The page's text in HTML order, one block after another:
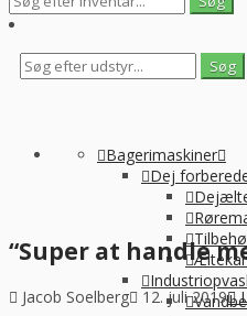
Bagerimaskiner
Dej
Æltekar
“Super at handle
Jacob Soelberg 12. juli 2019